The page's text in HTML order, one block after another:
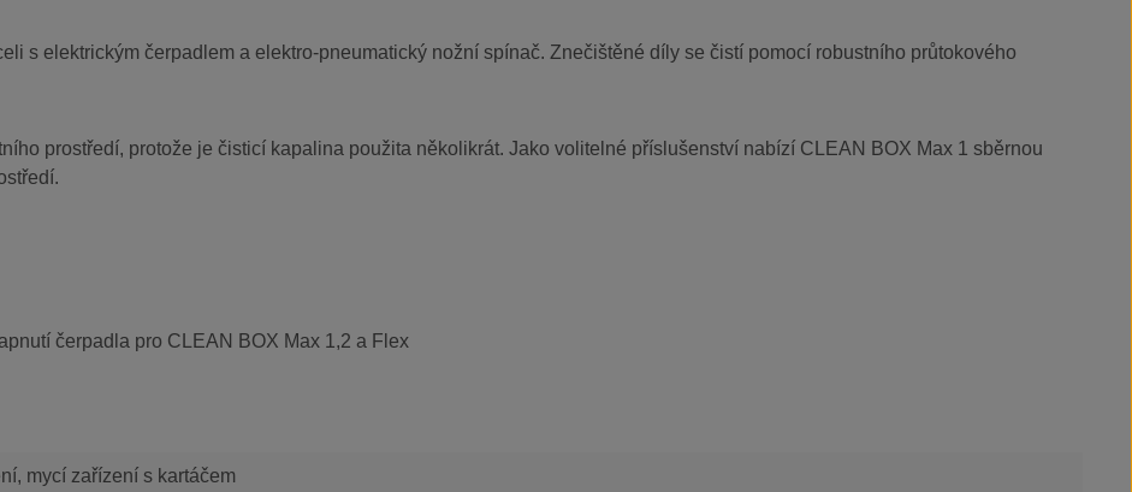
s elektrickým čerpadlem a elektro-pneumatický nožní spínač. Znečištěné díly se čistí pomocí robustního průtokového
prostředí, protože je čisticí kapalina použita několikrát. Jako volitelné příslušenství nabízí CLEAN BOX Max 1 sběrnou
čerpadla pro CLEAN BOX Max 1,2 a Flex
mycí zařízení s kartáčem